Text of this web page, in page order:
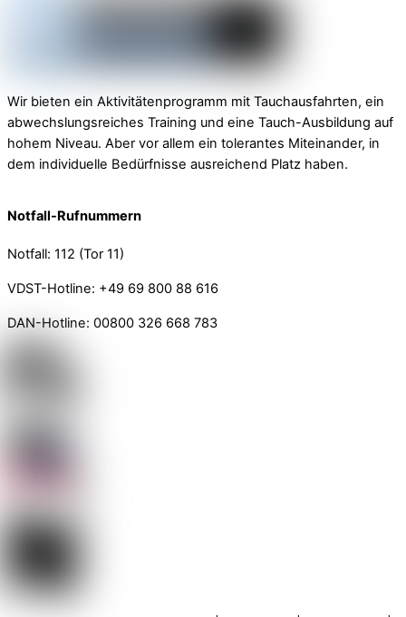
Wir bieten ein Aktivitätenprogramm mit Tauchausfahrten, ein
abwechslungsreiches Training und eine Tauch-Ausbildung auf
hohem Niveau. Aber vor allem ein tolerantes Miteinander, in
dem individuelle Bedürfnisse ausreichend Platz haben.
Notfall-Rufnummern
Notfall: 112 (Tor 11)
VDST-Hotline: +49 69 800 88 616
DAN-Hotline: 00800 326 668 783